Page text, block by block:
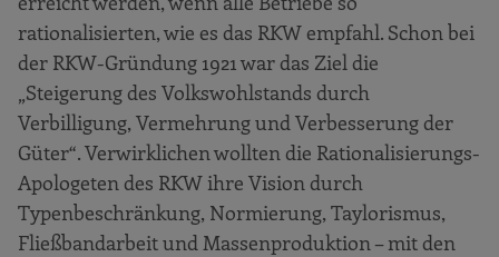
rationalisierten, wie es das RKW empfahl. Schon bei
der RKW-Gründung 1921 war das Ziel die
„Steigerung des Volkswohlstands durch
Verbilligung, Vermehrung und Verbesserung der
Güter“. Verwirklichen wollten die Rationalisierungs-
Apologeten des RKW ihre Vision durch
Typenbeschränkung, Normierung, Taylorismus,
Fließbandarbeit und Massenproduktion – mit den